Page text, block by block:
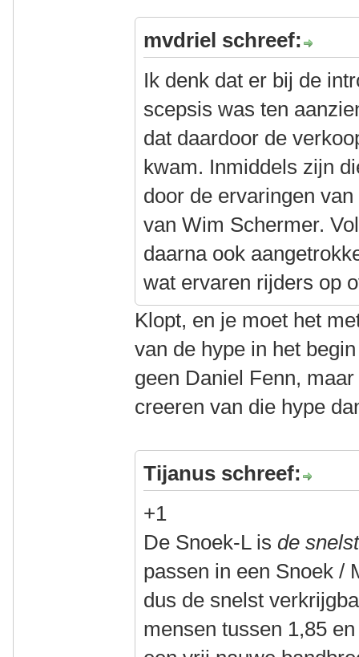
mvdriel schreef:
Ik denk dat er bij de
scepsis was ten
dat daardoor de
kwam. Inmiddels zijn
door de ervaringen
van Wim Schermer.
daarna ook
wat ervaren rijders op
Klopt, en je moet het
van de hype in het
geen Daniel Fenn,
creeren van die hype
Tijanus schreef:
+1
De Snoek-L is de
passen in een Snoek /
dus de snelst
mensen tussen 1,85